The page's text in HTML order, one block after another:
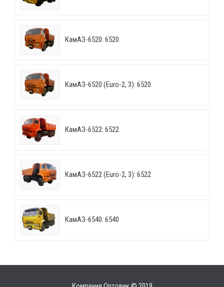
КамАЗ-6520: 6520
КамАЗ-6520 (Euro-2, 3): 6520
КамАЗ-6522: 6522
КамАЗ-6522 (Euro-2, 3): 6522
КамАЗ-6540: 6540